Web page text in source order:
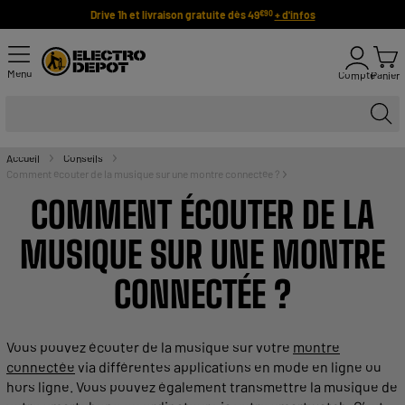
Drive 1h et livraison gratuite dès 49€90 + d'infos
Menu ComptePanier
Accueil
Conseils
Comment écouter de la musique sur une montre connectée ?
COMMENT ÉCOUTER DE LA
MUSIQUE SUR UNE MONTRE
CONNECTÉE ?
Vous pouvez écouter de la musique sur votre montre
connectée via différentes applications en mode en ligne ou
hors ligne. Vous pouvez également transmettre la musique de